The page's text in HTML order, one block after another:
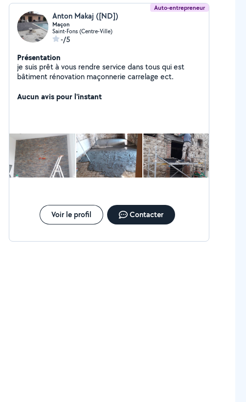
Auto-entrepreneur
Anton Makaj ([ND])
Maçon
Saint-Fons (Centre-Ville)
-/5
Présentation
je suis prêt à vous rendre service dans tous qui est
bâtiment rénovation maçonnerie carrelage ect.
Aucun avis pour l'instant
Voir le profil Contacter